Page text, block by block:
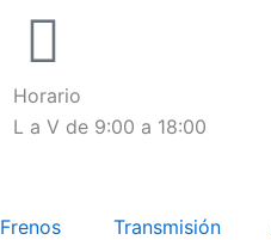
Horario
L a V de 9:00 a 18:00
Frenos Transmisión